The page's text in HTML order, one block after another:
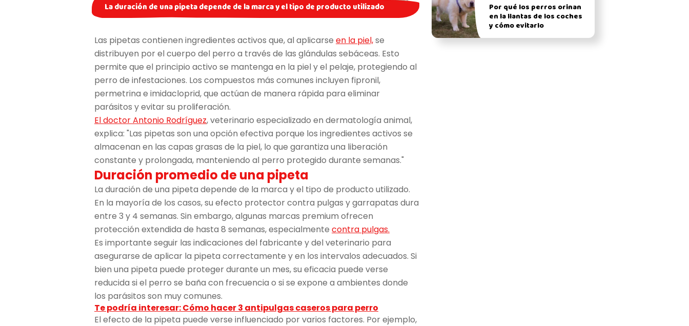
La duración de una pipeta depende de la marca y el tipo de producto utilizado
Las pipetas contienen ingredientes activos que, al aplicarse en la piel,se
distribuyen por el cuerpo del perro a través de las glándulas sebáceas. Esto
permite que el principio activo se mantenga en la piel y el pelaje, protegiendo al
perro de infestaciones. Los compuestos más comunes incluyen fipronil,
permetrina e imidacloprid, que actúan de manera rápida para eliminar
parásitos y evitar su proliferación.
El doctor Antonio Rodríguez, veterinario especializado en dermatología animal,
explica: "Las pipetas son una opción efectiva porque los ingredientes activos se
almacenan en las capas grasas de la piel, lo que garantiza una liberación
constante y prolongada, manteniendo al perro protegido durante semanas."
Duración promedio de una pipeta
La duración de una pipeta depende de la marca y el tipo de producto utilizado.
En la mayoría de los casos, su efecto protector contra pulgas y garrapatas dura
entre 3 y 4 semanas. Sin embargo, algunas marcas premium ofrecen
protección extendida de hasta 8 semanas, especialmente contra pulgas.
Es importante seguir las indicaciones del fabricante y del veterinario para
asegurarse de aplicar la pipeta correctamente y en los intervalos adecuados. Si
bien una pipeta puede proteger durante un mes, su eficacia puede verse
reducida si el perro se baña con frecuencia o si se expone a ambientes donde
los parásitos son muy comunes.
Te podría interesar: Cómo hacer 3 antipulgas caseros para perro
El efecto de la pipeta puede verse influenciado por varios factores. Por ejemplo,
Por qué los perros orinan
en la llantas de los coches
y cómo evitarlo